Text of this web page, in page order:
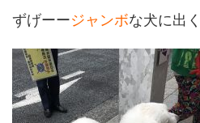
ずげーージャンボな犬に出